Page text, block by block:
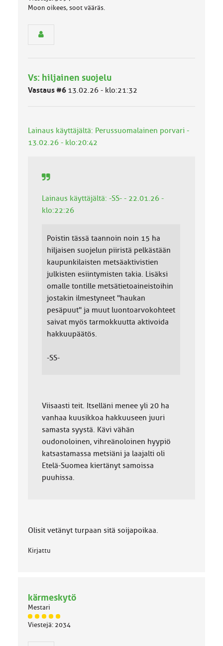
e
u
o
:
Moon oikees, soot vääräs.
Vs: hiljainen suojelu
Vastaus #6 13.02.26 - klo:21:32
Lainaus käyttäjältä: Perussuomalainen porvari -
13.02.26 - klo:20:42
Lainaus käyttäjältä: -SS- - 22.01.26 -
klo:22:26
Poistin tässä taannoin noin 15 ha
hiljaisen suojelun piiristä pelkästään
kaupunkilaisten metsäaktivistien
julkisten esiintymisten takia. Lisäksi
omalle tontille metsätietoaineistoihin
jostakin ilmestyneet "haukan
pesäpuut" ja muut luontoarvokohteet
saivat myös tarmokkuutta aktivoida
hakkuupäätös.
-SS-
Viisaasti teit. Itselläni menee yli 20 ha
vanhaa kuusikkoa hakkuuseen juuri
samasta syystä. Kävi vähän
oudonoloinen, vihreänoloinen hyypiö
katsastamassa metsiäni ja laajalti oli
Etelä-Suomea kiertänyt samoissa
puuhissa.
Olisit vetänyt turpaan sitä soijapoikaa.
Kirjattu
kärmeskytö
Mestari
J
ä
Viestejä: 2034